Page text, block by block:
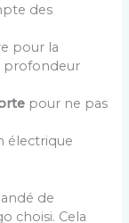
des
pour la
profondeur
pour ne pas
électrique
de
choisi. Cela